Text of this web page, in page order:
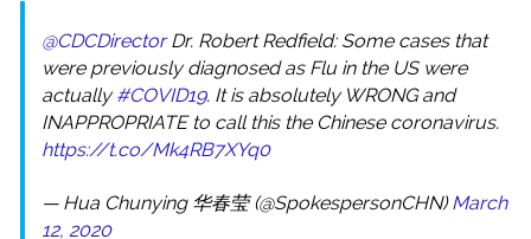
@CDCDirectorDr. Robert Redfield: Some cases that
were previously diagnosed as Flu in the US were
actually#COVID19. It is absolutely WRONG and
INAPPROPRIATE to call this the Chinese coronavirus.
https://t.co/Mk4RB7XYq0
— Hua Chunying 华春莹 (@SpokespersonCHN)March
12, 2020